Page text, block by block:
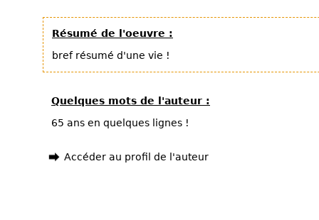
Résumé de l'oeuvre :
bref résumé d'une vie !
Quelques mots de l'auteur :
65 ans en quelques lignes !
Accéder au profil de l'auteur